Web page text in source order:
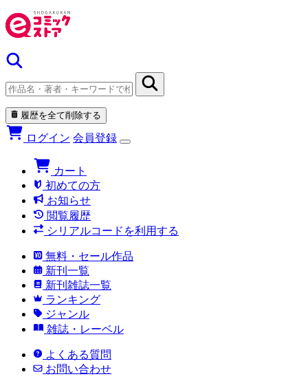
履歴を全て削除する
ログイン 会員登録
カート
初めての方
お知らせ
閲覧履歴
シリアルコードを利用する
無料・セール作品
新刊一覧
新刊雑誌一覧
ランキング
ジャンル
雑誌・レーベル
よくある質問
お問い合わせ